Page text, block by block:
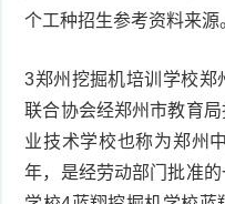
个工种招生参考资料来源
3郑州挖掘机培训学校郑
联合协会经郑州市教育
业技术学校也称为郑州
年，是经劳动部门批准